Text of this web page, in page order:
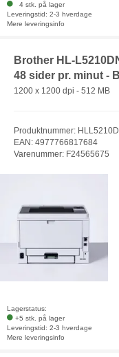
4 stk. på lager
Leveringstid: 2-3 hverdage
Mere leveringsinfo
Brother HL-
48 sider pr. minut -
1200 x 1200 dpi - 512 MB
Produktnummer:
EAN: 4977766817684
Varenummer: F24565675
Lagerstatus:
+5 stk. på lager
Leveringstid: 2-3 hverdage
Mere leveringsinfo